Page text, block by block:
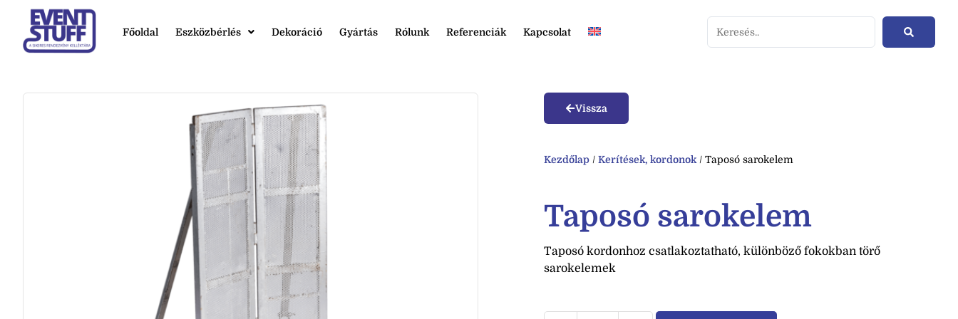
Főoldal Eszközbérlés Dekoráció Gyártás Rólunk Referenciák Kapcsolat
Vissza
Kezdőlap /Kerítések, kordonok / Taposó sarokelem
Taposó sarokelem
Taposó kordonhoz csatlakoztatható, különböző fokokban törő
sarokelemek